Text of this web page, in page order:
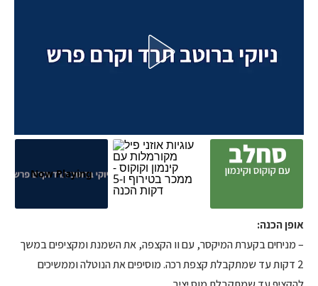
Now Playing
אופן הכנה:
– מניחים בקערת המיקסר, עם וו הקצפה, את השמנת ומקציפים במשך
2 דקות עד שמתקבלת קצפת רכה. מוסיפים את הנוטלה וממשיכים